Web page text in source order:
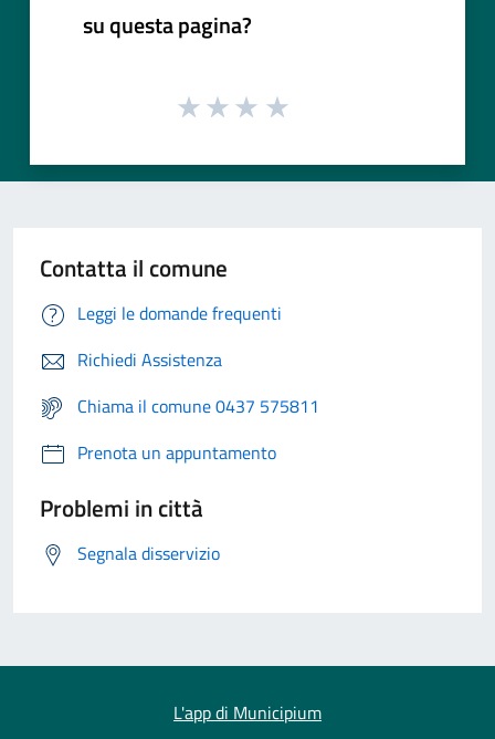
su questa pagina?
Contatta il comune
Leggi le domande frequenti
Richiedi Assistenza
Chiama il comune 0437 575811
Prenota un appuntamento
Problemi in città
Segnala disservizio
L'app di Municipium